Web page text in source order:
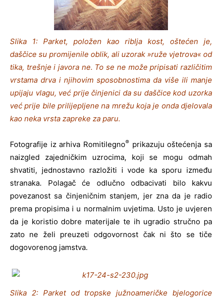
Slika 1: Parket, položen kao riblja kost, oštećen je,
daščice su promijenile oblik, ali uzorak »ruže vjetrova« od
tika, trešnje i javora ne. To se ne može pripisati različitim
vrstama drva i njihovim sposobnostima da više ili manje
upijaju vlagu, već prije činjenici da su daščice kod uzorka
već prije bile prilijepljene na mrežu koja je onda djelovala
kao neka vrsta zapreke za paru.
Fotografije iz arhiva Romitilegno® prikazuju oštećenja sa
naizgled zajedničkim uzrocima, koji se mogu odmah
shvatiti, jednostavno razložiti i vode ka sporu između
stranaka. Polagač će odlučno odbacivati bilo kakvu
povezanost sa činjeničnim stanjem, jer zna da je radio
prema propisima i u normalnim uvjetima. Usto je uvjeren
da je koristio dobre materijale te ih ugradio stručno pa
zato ne želi preuzeti odgovornost čak ni što se tiče
dogovorenog jamstva.
Slika 2: Parket od tropske južnoameričke bjelogorice